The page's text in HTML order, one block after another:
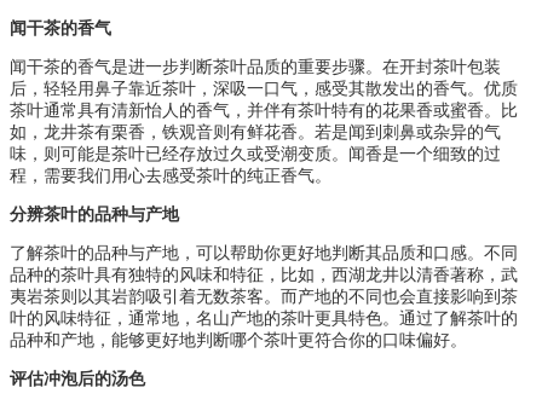
闻干茶的香气
闻干茶的香气是进一步判断茶叶品质的重要步骤。在开封茶叶包装
后，轻轻用鼻子靠近茶叶，深吸一口气，感受其散发出的香气。优质
茶叶通常具有清新怡人的香气，并伴有茶叶特有的花果香或蜜香。比
如，龙井茶有栗香，铁观音则有鲜花香。若是闻到刺鼻或杂异的气
味，则可能是茶叶已经存放过久或受潮变质。闻香是一个细致的过
程，需要我们用心去感受茶叶的纯正香气。
分辨茶叶的品种与产地
了解茶叶的品种与产地，可以帮助你更好地判断其品质和口感。不同
品种的茶叶具有独特的风味和特征，比如，西湖龙井以清香著称，武
夷岩茶则以其岩韵吸引着无数茶客。而产地的不同也会直接影响到茶
叶的风味特征，通常地，名山产地的茶叶更具特色。通过了解茶叶的
品种和产地，能够更好地判断哪个茶叶更符合你的口味偏好。
评估冲泡后的汤色